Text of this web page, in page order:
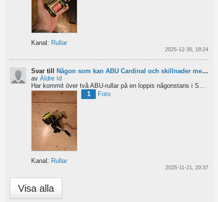
Kanal: Rullar
2025-12-30, 18:24
Svar till Någon som kan ABU Cardinal och skillnader mellan äldre rullar?
av Äldre Id
1
Foto
Kanal: Rullar
2025-11-21, 20:37
Visa alla